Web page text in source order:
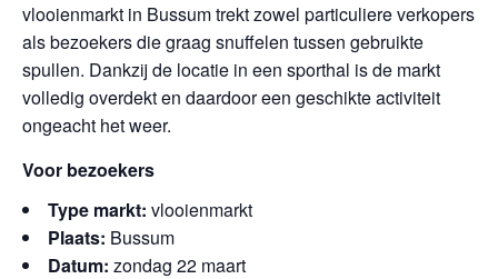
vlooienmarkt in Bussum trekt zowel particuliere verkopers
als bezoekers die graag snuffelen tussen gebruikte
spullen. Dankzij de locatie in een sporthal is de markt
volledig overdekt en daardoor een geschikte activiteit
ongeacht het weer.
Voor bezoekers
Type markt: vlooienmarkt
Plaats: Bussum
Datum: zondag 22 maart